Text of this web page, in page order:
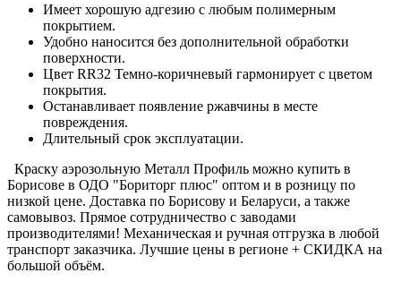
Имеет хорошую адгезию с любым полимерным
покрытием.
Удобно наносится без дополнительной обработки
поверхности.
Цвет RR32 Темно-коричневый гармонирует с цветом
покрытия.
Останавливает появление ржавчины в месте
повреждения.
Длительный срок эксплуатации.
Краску аэрозольную Металл Профиль можно купить в
Борисове в ОДО "Бориторг плюс" оптом и в розницу по
низкой цене. Доставка по Борисову и Беларуси, а также
самовывоз. Прямое сотрудничество с заводами
производителями! Механическая и ручная отгрузка в любой
транспорт заказчика. Лучшие цены в регионе + СКИДКА на
большой объём.